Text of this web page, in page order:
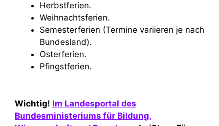
Herbstferien.
Weihnachtsferien.
Semesterferien (Termine variieren je nach
Bundesland).
Osterferien.
Pfingstferien.
Wichtig! Im Landesportal des
Bundesministeriums für Bildung,